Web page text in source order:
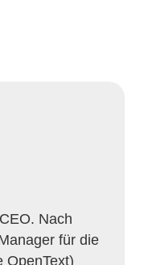
Nach
für die
OpenText)